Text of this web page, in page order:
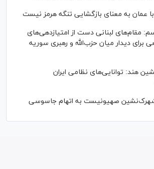
عمان به معنای بازگشایی تنگه هرمز نیست
مقام‌های لبنانی دست از امتیازدهی‌های
برای دیدار میان حزب‌الله و رهبری سوریه
هند: توانایی‌های نظامی ایران
صهیونیست به اتهام جاسوسی